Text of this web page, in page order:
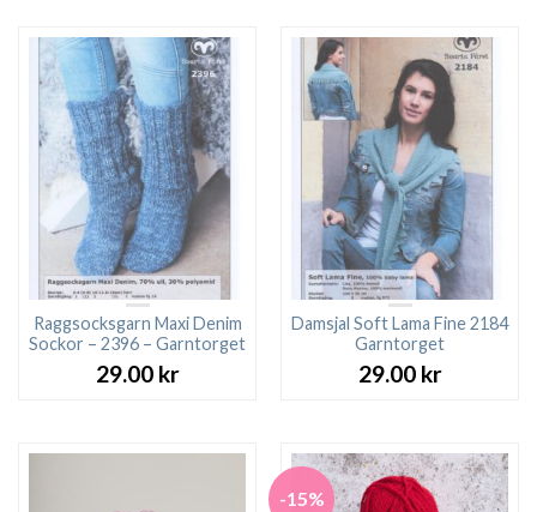
Raggsocksgarn Maxi Denim
Sockor – 2396 – Garntorget
29.00 kr
Damsjal Soft Lama Fine 2184
Garntorget
29.00 kr
-15%